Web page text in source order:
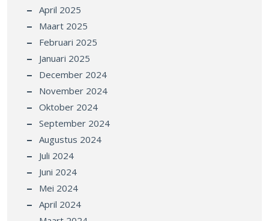
April 2025
Maart 2025
Februari 2025
Januari 2025
December 2024
November 2024
Oktober 2024
September 2024
Augustus 2024
Juli 2024
Juni 2024
Mei 2024
April 2024